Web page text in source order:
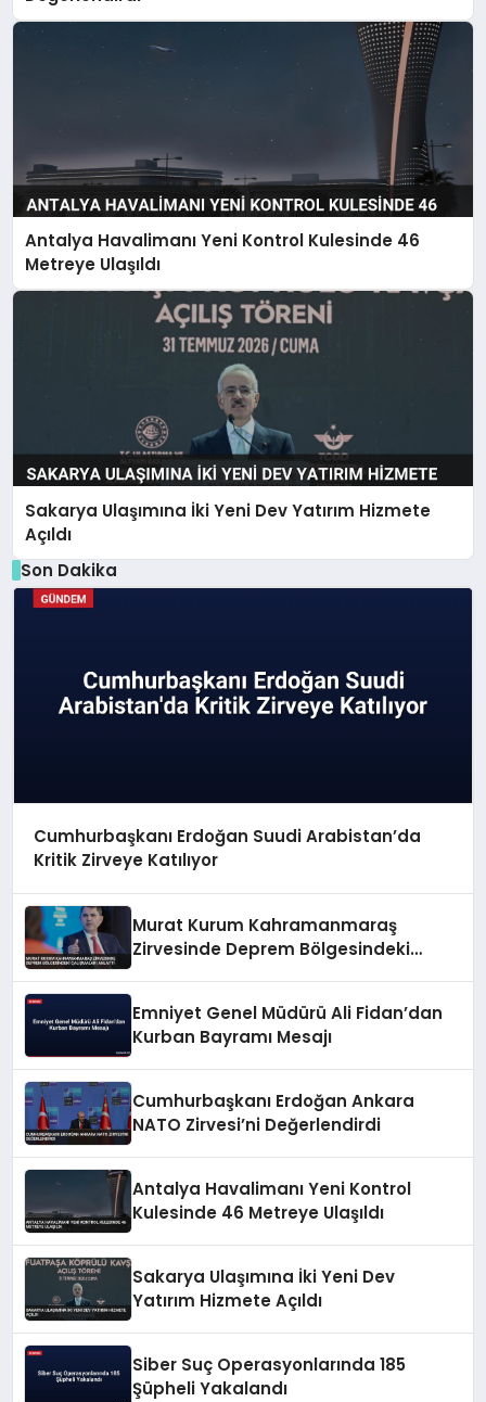
Antalya Havalimanı Yeni Kontrol Kulesinde 46
Metreye Ulaşıldı
Sakarya Ulaşımına İki Yeni Dev Yatırım Hizmete
Açıldı
Son Dakika
Cumhurbaşkanı Erdoğan Suudi Arabistan’da
Kritik Zirveye Katılıyor
Murat Kurum Kahramanmaraş
Zirvesinde Deprem Bölgesindeki
Emniyet Genel Müdürü Ali Fidan’dan
Kurban Bayramı Mesajı
Cumhurbaşkanı Erdoğan Ankara
NATO Zirvesi’ni Değerlendirdi
Antalya Havalimanı Yeni Kontrol
Kulesinde 46 Metreye Ulaşıldı
Sakarya Ulaşımına İki Yeni Dev
Yatırım Hizmete Açıldı
Siber Suç Operasyonlarında 185
Şüpheli Yakalandı